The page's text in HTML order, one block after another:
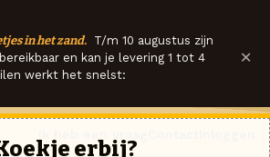
in het zand. T/m 10 augustus zijn
en kan je levering 1 tot 4
werkt het snelst:
×
erbij?